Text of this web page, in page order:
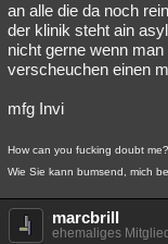
an alle die da noch
der klinik steht ain
nicht gerne wenn
verscheuchen einen
mfg Invi
How can you fucking doubt me?
Wie Sie kann bumsend, mich
marcbrill
ehemaliges Mitglied